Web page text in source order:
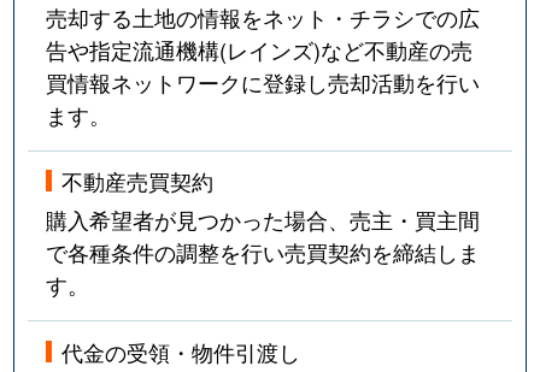
売却する土地の情報をネット・チラシでの広
告や指定流通機構(レインズ)など不動産の売
買情報ネットワークに登録し売却活動を行い
ます。
不動産売買契約
購入希望者が見つかった場合、売主・買主間
で各種条件の調整を行い売買契約を締結しま
す。
代金の受領・物件引渡し